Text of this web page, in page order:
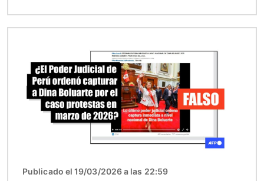
Publicado el 19/03/2026 a las 22:59